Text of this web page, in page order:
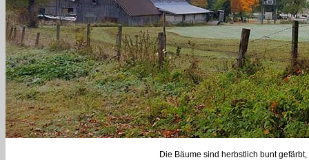
Die Bäume sind herbstlich bunt